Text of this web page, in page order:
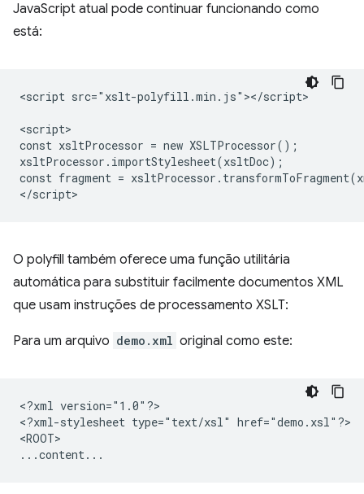
JavaScript atual pode continuar funcionando como
está:
<script src="xslt-polyfill.min.js"></script>
<script>
const xsltProcessor = new XSLTProcessor();
xsltProcessor.importStylesheet(xsltDoc);
const fragment =
O polyfill também oferece uma função utilitária
automática para substituir facilmente documentos XML
que usam instruções de processamento XSLT:
Para um arquivo demo.xml original como este:
<?xml version="1.0"?>
<?xml-stylesheet type="text/xsl" href="demo.xsl"?>
<ROOT>